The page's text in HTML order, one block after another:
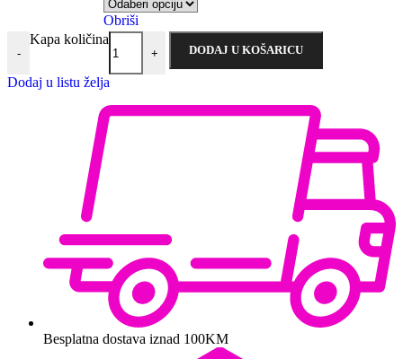
Obriši
-
Kapa količina
+ DODAJ U KOŠARICU
Dodaj u listu želja
Besplatna dostava iznad 100KM